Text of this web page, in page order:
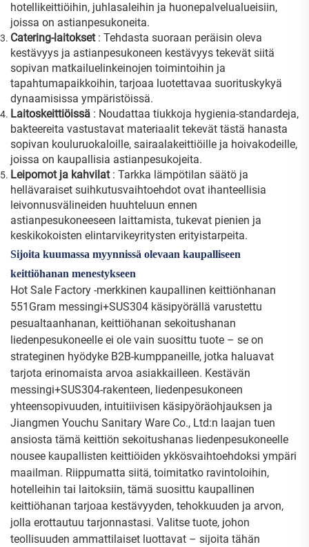
hotellikeittiöihin, juhlasaleihin ja huonepalvelualueisiin,
joissa on astianpesukoneita.
Catering-laitokset : Tehdasta suoraan peräisin oleva
kestävyys ja astianpesukoneen kestävyys tekevät siitä
sopivan matkailuelinkeinojen toimintoihin ja
tapahtumapaikkoihin, tarjoaa luotettavaa suorituskykyä
dynaamisissa ympäristöissä.
Laitoskeittiöissä : Noudattaa tiukkoja hygienia-standardeja,
bakteereita vastustavat materiaalit tekevät tästä hanasta
sopivan kouluruokaloille, sairaalakeittiöille ja hoivakodeille,
joissa on kaupallisia astianpesukojeita.
Leipomot ja kahvilat : Tarkka lämpötilan säätö ja
hellävaraiset suihkutusvaihtoehdot ovat ihanteellisia
leivonnusvälineiden huuhteluun ennen
astianpesukoneeseen laittamista, tukevat pienien ja
keskikokoisten elintarvikeyritysten erityistarpeita.
Sijoita kuumassa myynnissä olevaan kaupalliseen
keittiöhanan menestykseen
Hot Sale Factory -merkkinen kaupallinen keittiönhanan
551Gram messingi+SUS304 käsipyörällä varustettu
pesualtaanhanan, keittiöhanan sekoitushanan
liedenpesukoneelle ei ole vain suosittu tuote – se on
strateginen hyödyke B2B-kumppaneille, jotka haluavat
tarjota erinomaista arvoa asiakkailleen. Kestävän
messingi+SUS304-rakenteen, liedenpesukoneen
yhteensopivuuden, intuitiivisen käsipyöräohjauksen ja
Jiangmen Youchu Sanitary Ware Co., Ltd:n laajan tuen
ansiosta tämä keittiön sekoitushanas liedenpesukoneelle
nousee kaupallisten keittiöiden ykkösvaihtoehdoksi ympäri
maailman. Riippumatta siitä, toimitatko ravintoloihin,
hotelleihin tai laitoksiin, tämä suosittu kaupallinen
keittiöhanan tarjoaa kestävyyden, tehokkuuden ja arvon,
jolla erottautuu tarjonnastasi. Valitse tuote, johon
teollisuuden ammattilaiset luottavat – sijoita tähän